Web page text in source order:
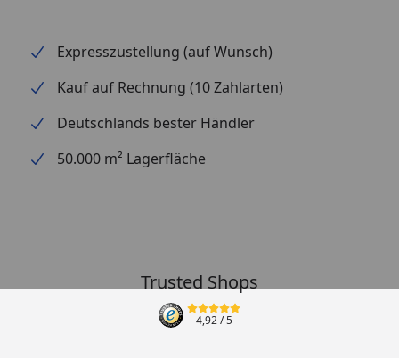
Expresszustellung (auf Wunsch)
Kauf auf Rechnung (10 Zahlarten)
Deutschlands bester Händler
50.000 m² Lagerfläche
Trusted Shops
4,92/ 5